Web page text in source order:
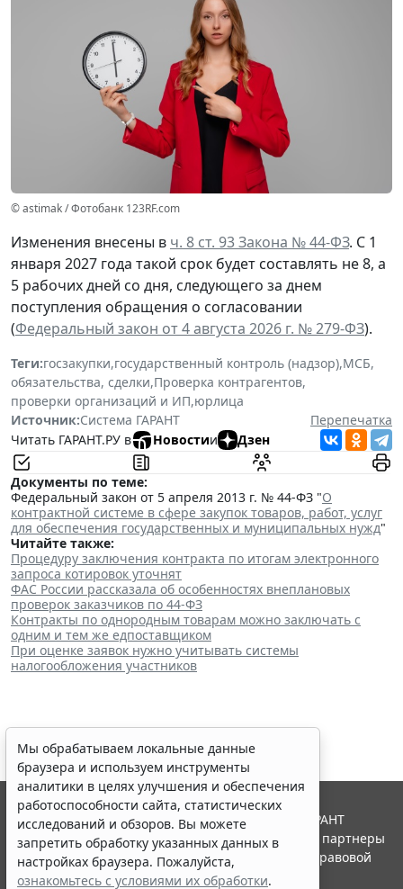
© astimak / Фотобанк 123RF.com
Изменения внесены в ч. 8 ст. 93 Закона № 44-ФЗ. С 1
января 2027 года такой срок будет составлять не 8, а
5 рабочих дней со дня, следующего за днем
поступления обращения о согласовании
(Федеральный закон от 4 августа 2026 г. № 279-ФЗ).
Теги:госзакупки,государственный контроль (надзор),МСБ,
обязательства, сделки,Проверка контрагентов,
проверки организаций и ИП,юрлица
Источник:Система ГАРАНТ
Перепечатка
Читать ГАРАНТ.РУ в
Новостии Дзен
Документы по теме:
Федеральный закон от 5 апреля 2013 г. № 44-ФЗ "О
контрактной системе в сфере закупок товаров, работ, услуг
для обеспечения государственных и муниципальных нужд"
Читайте также:
Процедуру заключения контракта по итогам электронного
запроса котировок уточнят
ФАС России рассказала об особенностях внеплановых
проверок заказчиков по 44-ФЗ
Контракты по однородным товарам можно заключать с
одним и тем же едпоставщиком
При оценке заявок нужно учитывать системы
налогообложения участников
Мы обрабатываем локальные данные
браузера и используем инструменты
аналитики в целях улучшения и обеспечения
работоспособности сайта, статистических
исследований и обзоров. Вы можете
запретить обработку указанных данных в
настройках браузера. Пожалуйста,
ознакомьтесь с условиями их обработки.
© ООО "НПП "ГАРАНТ-СЕРВИС", 2026. Система ГАРАНТ
выпускается с 1990 года. Компания "Гарант" и ее партнеры
являются участниками Российской ассоциации правовой
информации ГАРАНТ.